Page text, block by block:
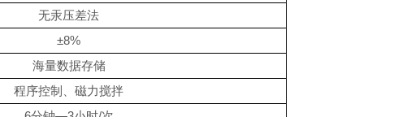
无汞压差法
±8%
海量数据存储
程序控制、磁力搅拌